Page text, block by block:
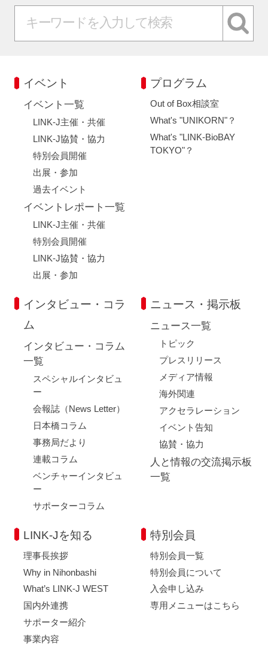
イベント
イベント一覧
LINK-J主催・共催
LINK-J協賛・協力
特別会員開催
出展・参加
過去イベント
イベントレポート一覧
LINK-J主催・共催
特別会員開催
LINK-J協賛・協力
出展・参加
プログラム
Out of Box相談室
What's "UNIKORN"？
What's "LINK-BioBAY
TOKYO"？
インタビュー・コラ
ム
インタビュー・コラム
一覧
スペシャルインタビュ
ー
会報誌（News Letter）
日本橋コラム
事務局だより
連載コラム
ベンチャーインタビュ
ー
サポーターコラム
ニュース・掲示板
ニュース一覧
トピック
プレスリリース
メディア情報
海外関連
アクセラレーション
イベント告知
協賛・協力
人と情報の交流掲示板
一覧
LINK-Jを知る
理事長挨拶
Why in Nihonbashi
What’s LINK-J WEST
国内外連携
サポーター紹介
事業内容
特別会員
特別会員一覧
特別会員について
入会申し込み
専用メニューはこちら